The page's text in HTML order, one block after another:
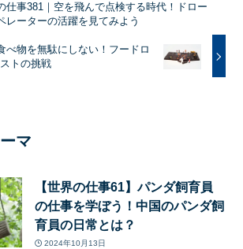
仕事381｜空を飛んで点検する時代！ドロー
レーターの活躍を見てみよう
べ物を無駄にしない！フードロ
トの挑戦
マ
【世界の仕事61】パンダ飼育員
の仕事を学ぼう！中国のパンダ飼
育員の日常とは？
2024年10月13日